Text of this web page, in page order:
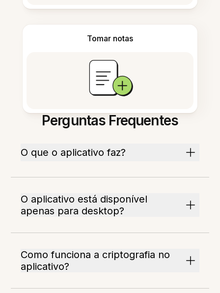
Tomar notas
Perguntas Frequentes
O que o aplicativo faz?
O aplicativo está disponível
apenas para desktop?
Como funciona a criptografia no
aplicativo?